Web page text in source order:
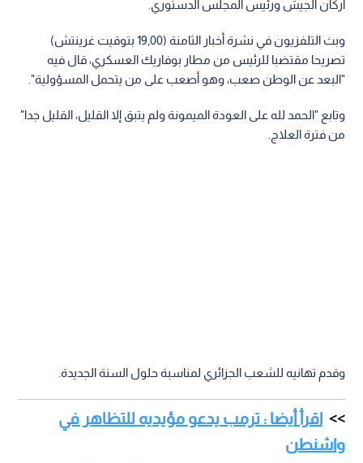
أركان الجيش ورئيس المجلس الدستوري.
وبث التلفزيون في نشرة أخبار الثامنة (19,00 بتوقيت غرينتش)
تصريحا مقتضبا للرئيس من مطار بوفاريك العسكري، قال فيه
"البعد عن الوطن صعب، وهو أصعب على من يتحمل المسؤولية".
وتابع "الحمد لله على العودة الميمونة ولم يتبق إلا القليل، القليل جدا"
من فترة العلاج.
وقدم تهانيه للشعب الجزائري لمناسبة حلول السنة الجديدة.
اقرأ أيضا : ترمب يدعو مؤيديه للتظاهر في
واشنطن